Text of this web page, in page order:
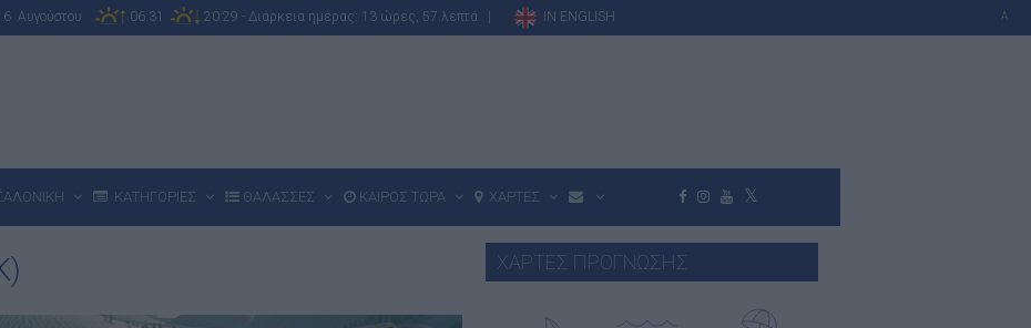
6 Αυγούστου 06:31 20:29 - Διάρκεια ημέρας: 13 ώρες, 57 λεπτά | IN ENGLISH A
ΚΑΤΗΓΟΡΙΕΣ ΘΑΛΑΣΣΕΣ ΚΑΙΡΟΣ ΤΩΡΑ ΧΑΡΤΕΣ
ΧΑΡΤΕΣ ΠΡΟΓΝΩΣΗΣ